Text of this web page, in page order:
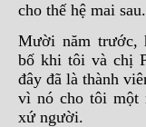
cho thế hệ mai sau.
Mười năm trước,
bố khi tôi và chị
đây đã là thành
vì nó cho tôi một
xứ người.